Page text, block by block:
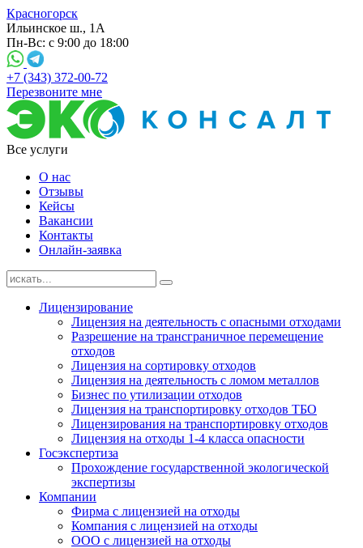
Красногорск
Ильинское ш., 1А
Пн-Вс: с 9:00 до 18:00
+7 (343) 372-00-72
Перезвоните мне
Все услуги
О нас
Отзывы
Кейсы
Вакансии
Контакты
Онлайн-заявка
Лицензирование
Лицензия на деятельность с опасными отходами
Разрешение на трансграничное перемещение
отходов
Лицензия на сортировку отходов
Лицензия на деятельность с ломом металлов
Бизнес по утилизации отходов
Лицензия на транспортировку отходов ТБО
Лицензирования на транспортировку отходов
Лицензия на отходы 1-4 класса опасности
Госэкспертиза
Прохождение государственной экологической
экспертизы
Компании
Фирма с лицензией на отходы
Компания с лицензией на отходы
ООО с лицензией на отходы